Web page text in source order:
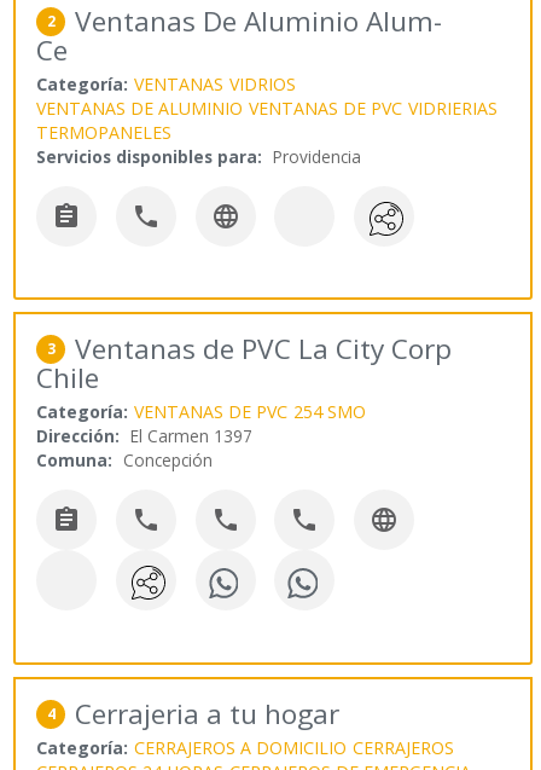
2 Ventanas De Aluminio Alum-
Ce
Categoría: VENTANAS VIDRIOS
VENTANAS DE ALUMINIO VENTANAS DE PVC VIDRIERIAS
TERMOPANELES
Servicios disponibles para: Providencia
  
3 Ventanas de PVC La City Corp
Chile
Categoría: VENTANAS DE PVC 254 SMO
Dirección: El Carmen 1397
Comuna: Concepción
    
4 Cerrajeria a tu hogar
Categoría: CERRAJEROS A DOMICILIO CERRAJEROS